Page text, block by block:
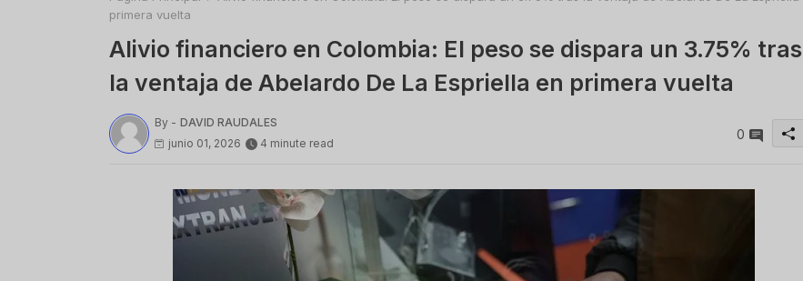
primera vuelta
Alivio financiero en Colombia: El peso se dispara un 3.75% tras
la ventaja de Abelardo De La Espriella en primera vuelta
By - DAVID RAUDALES
junio 01, 2026
4 minute read
0